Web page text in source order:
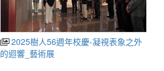
2025樹人56週年校慶-凝視表象之外
的迴響_藝術展